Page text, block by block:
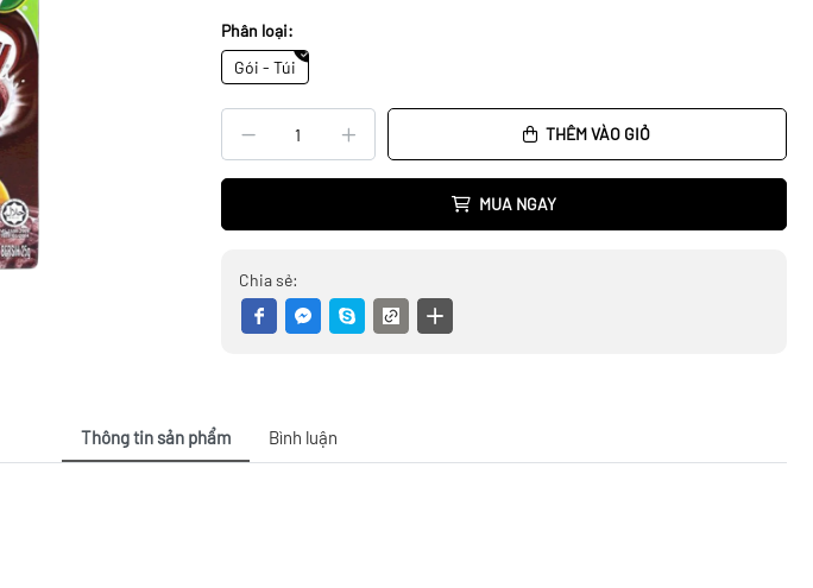
Phân loại:
Gói - Túi
THÊM VÀO GIỎ
MUA NGAY
Chia sẻ:
Thông tin sản phẩm Bình luận